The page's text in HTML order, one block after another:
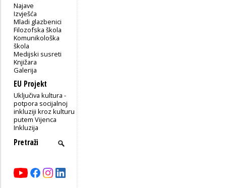
Najave
Izvješća
Mladi glazbenici
Filozofska škola
Komunikološka
škola
Medijski susreti
Knjižara
Galerija
EU Projekt
Uključiva kultura -
potpora socijalnoj
inkluziji kroz kulturu
putem Vijenca
Inkluzija